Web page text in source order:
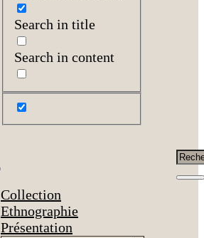
Search in title
Search in content
Collection
Ethnographie
Présentation